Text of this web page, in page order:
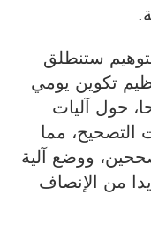
ستنطلق
تكوين يومي
لفائدة 1568 مصححا، حول آليات
التصحيح، مما
ووضع آلية
من الإنصاف